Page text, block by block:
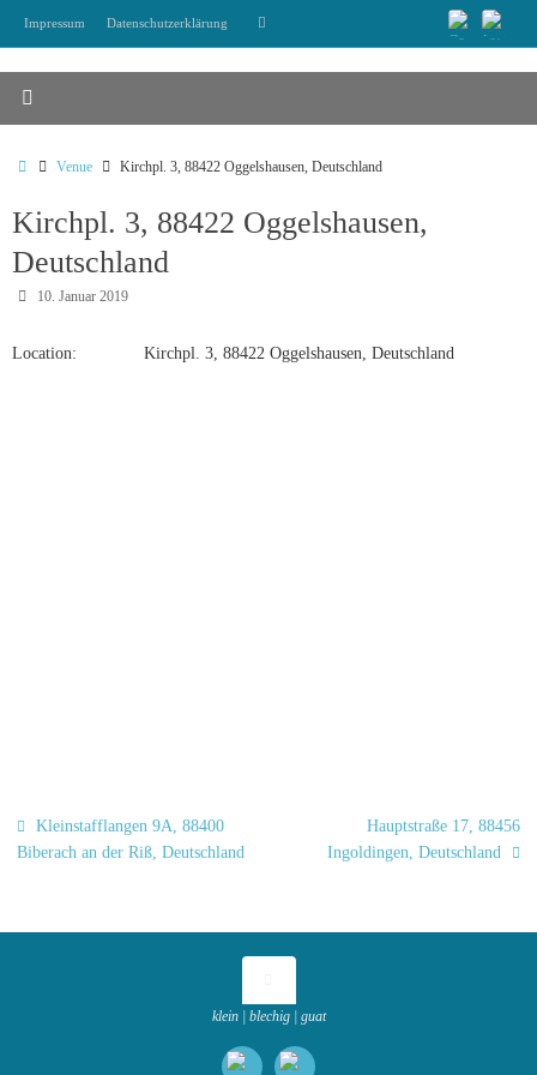
Impressum Datenschutzerklärung Suchen
StartVenue Kirchpl. 3, 88422 Oggelshausen, Deutschland
Kirchpl. 3, 88422 Oggelshausen,
Deutschland
10. Januar 2019
Location: Kirchpl. 3, 88422 Oggelshausen, Deutschland
Kleinstafflangen 9A, 88400
Biberach an der Riß, Deutschland
Hauptstraße 17, 88456
Ingoldingen, Deutschland
klein | blechig | guat